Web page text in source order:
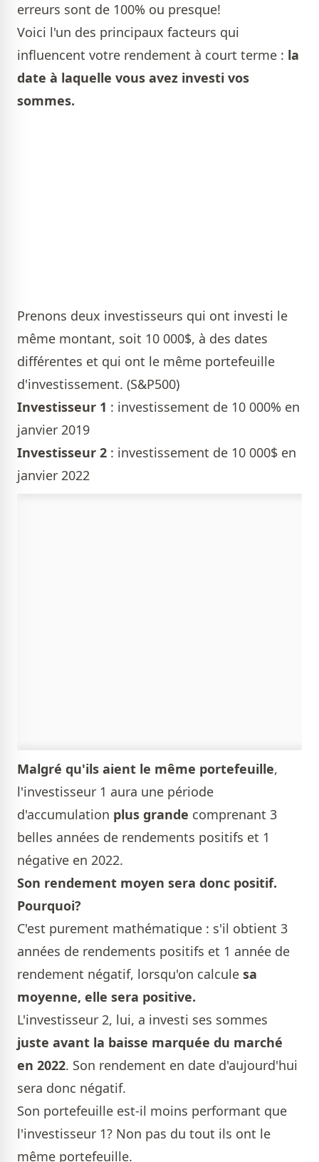
erreurs sont de 100% ou presque!
Voici l'un des principaux facteurs qui
influencent votre rendement à court terme : la
date à laquelle vous avez investi vos
sommes.
Prenons deux investisseurs qui ont investi le
même montant, soit 10 000$, à des dates
différentes et qui ont le même portefeuille
d'investissement. (S&P500)
Investisseur 1 : investissement de 10 000% en
janvier 2019
Investisseur 2 : investissement de 10 000$ en
janvier 2022
Malgré qu'ils aient le même portefeuille,
l'investisseur 1 aura une période
d'accumulation plus grande comprenant 3
belles années de rendements positifs et 1
négative en 2022.
Son rendement moyen sera donc positif.
Pourquoi?
C'est purement mathématique : s'il obtient 3
années de rendements positifs et 1 année de
rendement négatif, lorsqu'on calcule sa
moyenne, elle sera positive.
L'investisseur 2, lui, a investi ses sommes
juste avant la baisse marquée du marché
en 2022. Son rendement en date d'aujourd'hui
sera donc négatif.
Son portefeuille est-il moins performant que
l'investisseur 1? Non pas du tout ils ont le
même portefeuille.